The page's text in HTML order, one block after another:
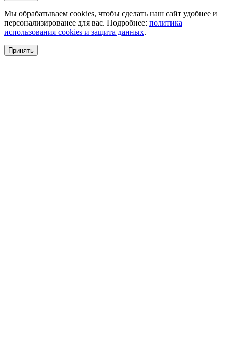
Мы обрабатываем cookies, чтобы сделать наш сайт удобнее и
персонализированее для вас. Подробнее: политика
использования cookies и защита данных.
Принять